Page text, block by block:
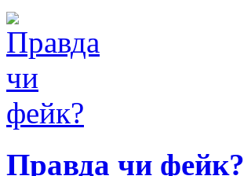
Правда чи фейк?